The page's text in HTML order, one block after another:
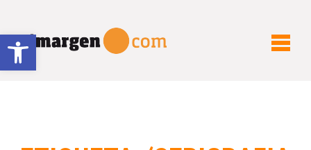
Abrir barra de herramientas